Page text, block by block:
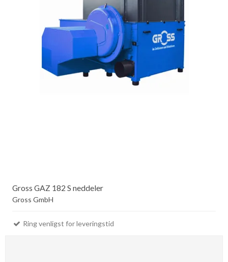
Gross GAZ 182 S neddeler
Gross GmbH
Ring venligst for leveringstid